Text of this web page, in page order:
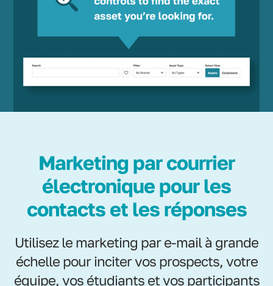
Marketing par courrier
électronique pour les
contacts et les réponses
Utilisez le marketing par e-mail à grande
échelle pour inciter vos prospects, votre
équipe, vos étudiants et vos participants